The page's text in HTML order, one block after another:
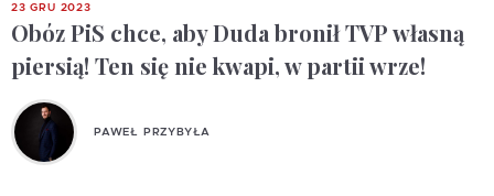
23 GRU 2023
Obóz PiS chce, aby Duda bronił TVP własną
piersią! Ten się nie kwapi, w partii wrze!
PAWEŁ PRZYBYŁA